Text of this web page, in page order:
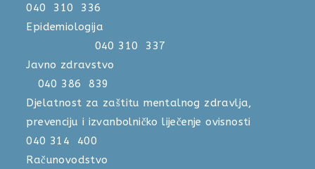
040 310 336
Epidemiologija
040 310 337
Javno zdravstvo
040 386 839
Djelatnost za zaštitu mentalnog zdravlja,
prevenciju i izvanbolničko liječenje ovisnosti
040 314 400
Računovodstvo